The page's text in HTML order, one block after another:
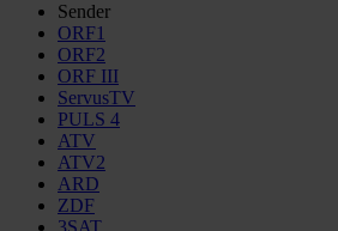
Sender
ORF1
ORF2
ORF III
ServusTV
PULS 4
ATV
ATV2
ARD
ZDF
3SAT